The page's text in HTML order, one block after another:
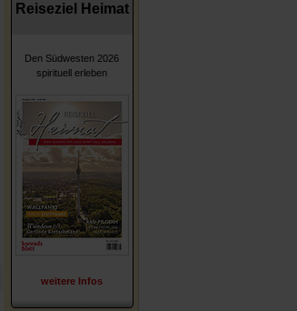
Reiseziel Heimat
Den Südwesten 2026
spirituell erleben
weitere Infos